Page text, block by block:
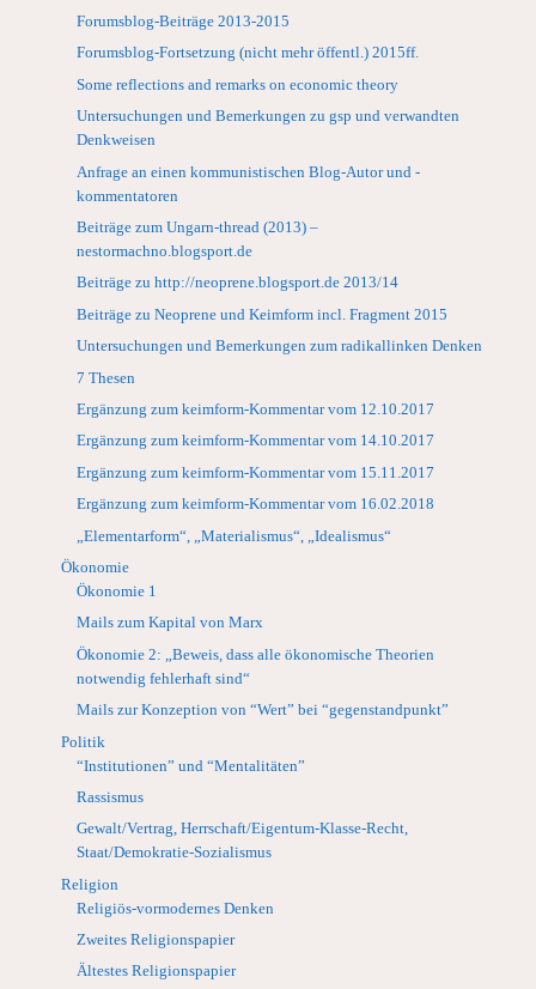
Forumsblog-Beiträge 2013-2015
Forumsblog-Fortsetzung (nicht mehr öffentl.) 2015ff.
Some reflections and remarks on economic theory
Untersuchungen und Bemerkungen zu gsp und verwandten
Denkweisen
Anfrage an einen kommunistischen Blog-Autor und -
kommentatoren
Beiträge zum Ungarn-thread (2013) –
nestormachno.blogsport.de
Beiträge zu http://neoprene.blogsport.de 2013/14
Beiträge zu Neoprene und Keimform incl. Fragment 2015
Untersuchungen und Bemerkungen zum radikallinken Denken
7 Thesen
Ergänzung zum keimform-Kommentar vom 12.10.2017
Ergänzung zum keimform-Kommentar vom 14.10.2017
Ergänzung zum keimform-Kommentar vom 15.11.2017
Ergänzung zum keimform-Kommentar vom 16.02.2018
„Elementarform“, „Materialismus“, „Idealismus“
Ökonomie
Ökonomie 1
Mails zum Kapital von Marx
Ökonomie 2: „Beweis, dass alle ökonomische Theorien
notwendig fehlerhaft sind“
Mails zur Konzeption von “Wert” bei “gegenstandpunkt”
Politik
“Institutionen” und “Mentalitäten”
Rassismus
Gewalt/Vertrag, Herrschaft/Eigentum-Klasse-Recht,
Staat/Demokratie-Sozialismus
Religion
Religiös-vormodernes Denken
Zweites Religionspapier
Ältestes Religionspapier